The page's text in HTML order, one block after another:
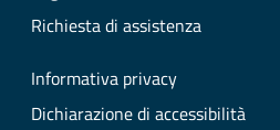
Richiesta di assistenza
Informativa privacy
Dichiarazione di accessibilità